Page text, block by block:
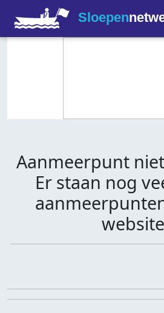
Sloepen
Aanmeerpunt
Er staan nog